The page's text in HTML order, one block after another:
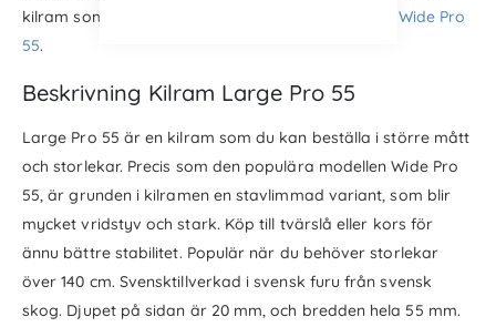
kilram som är 140x140 cm eller mindre, välj istället Wide Pro
55.
Beskrivning Kilram Large Pro 55
Large Pro 55 är en kilram som du kan beställa i större mått
och storlekar. Precis som den populära modellen Wide Pro
55, är grunden i kilramen en stavlimmad variant, som blir
mycket vridstyv och stark. Köp till tvärslå eller kors för
ännu bättre stabilitet. Populär när du behöver storlekar
över 140 cm. Svensktillverkad i svensk furu från svensk
skog. Djupet på sidan är 20 mm, och bredden hela 55 mm.